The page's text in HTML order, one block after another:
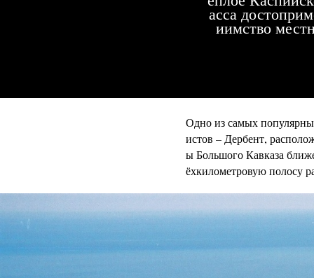
асса
иимство
Одно из самых
истов – Дербент,
ы Большого Кавказа
ёхкилометровую полосу